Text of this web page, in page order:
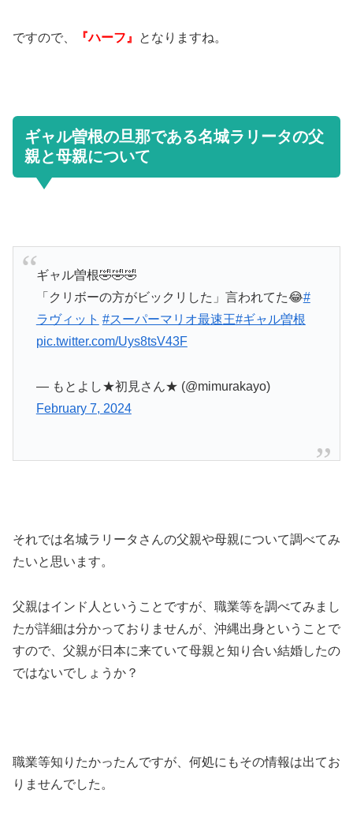
ですので、 『ハーフ』 となりますね。
ギャル曽根の旦那である名城ラリータの父
親と母親について
ギャル曽根🤣🤣🤣
「クリボーの方がビックリした」言われてた😂#
ラヴィット #スーパーマリオ最速王#ギャル曽根
pic.twitter.com/Uys8tsV43F
— もとよし★初見さん★ (@mimurakayo)
February 7, 2024
それでは名城ラリータさんの父親や母親について調べてみ
たいと思います。
父親はインド人ということですが、職業等を調べてみまし
たが詳細は分かっておりませんが、沖縄出身ということで
すので、父親が日本に来ていて母親と知り合い結婚したの
ではないでしょうか？
職業等知りたかったんですが、何処にもその情報は出てお
りませんでした。